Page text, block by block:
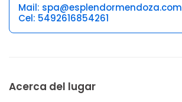
Mail: spa@esplendormendoza.com
Cel: 5492616854261
Acerca del lugar